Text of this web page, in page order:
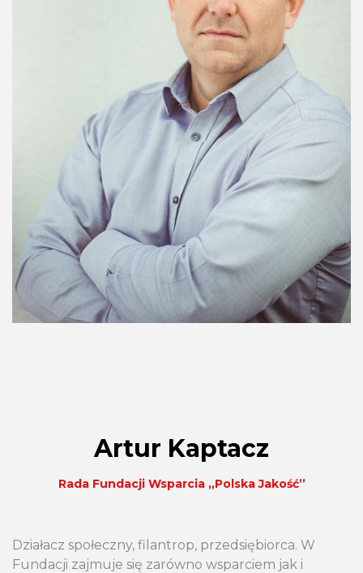
Artur Kaptacz
Rada Fundacji Wsparcia ,,Polska Jakość’’
Działacz społeczny, filantrop, przedsiębiorca. W
Fundacji zajmuje się zarówno wsparciem jak i